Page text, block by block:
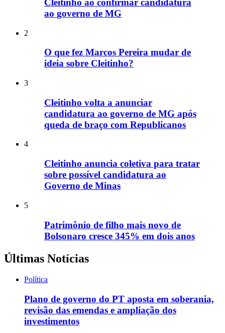
Cleitinho ao confirmar candidatura
ao governo de MG
2
O que fez Marcos Pereira mudar de
ideia sobre Cleitinho?
3
Cleitinho volta a anunciar
candidatura ao governo de MG após
queda de braço com Republicanos
4
Cleitinho anuncia coletiva para tratar
sobre possível candidatura ao
Governo de Minas
5
Patrimônio de filho mais novo de
Bolsonaro cresce 345% em dois anos
Últimas Notícias
Política
Plano de governo do PT aposta em soberania,
revisão das emendas e ampliação dos
investimentos